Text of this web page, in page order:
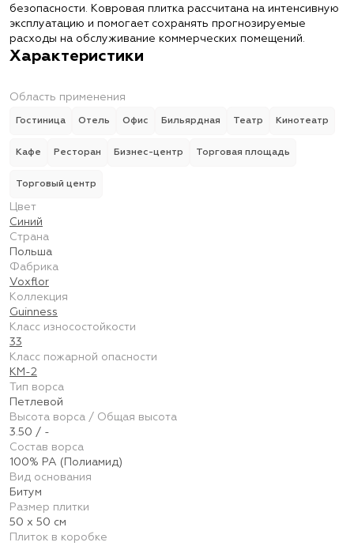
безопасности. Ковровая плитка рассчитана на интенсивную
эксплуатацию и помогает сохранять прогнозируемые
расходы на обслуживание коммерческих помещений.
Характеристики
Область применения
Гостиница Отель Офис Бильярдная Театр Кинотеатр
Кафе Ресторан Бизнес-центр Торговая площадь
Торговый центр
Цвет
Синий
Страна
Польша
Фабрика
Voxflor
Коллекция
Guinness
Класс износостойкости
33
Класс пожарной опасности
КМ-2
Тип ворса
Петлевой
Высота ворса / Общая высота
3.50 / -
Состав ворса
100% PA (Полиамид)
Вид основания
Битум
Размер плитки
50 х 50 см
Плиток в коробке